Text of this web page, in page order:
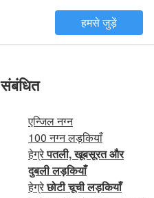
हमसे जुड़ें
संबंधित
एन्जिल नग्न
100 नग्न लड़कियाँ
हेग्रेपतली, खूबसूरत और
दुबली लड़कियाँ
हेग्रेछोटी चूची लड़कियाँ